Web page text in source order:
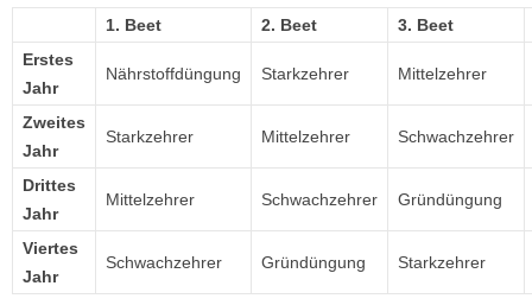
1. Beet 2. Beet
3. Beet
Erstes
Jahr
Nährstoffdüngung Starkzehrer Mittelzehrer
Zweites
Jahr
Starkzehrer Mittelzehrer Schwachzehrer
Drittes
Jahr
Mittelzehrer Schwachzehrer Gründüngung
Viertes
Jahr
Schwachzehrer Gründüngung Starkzehrer